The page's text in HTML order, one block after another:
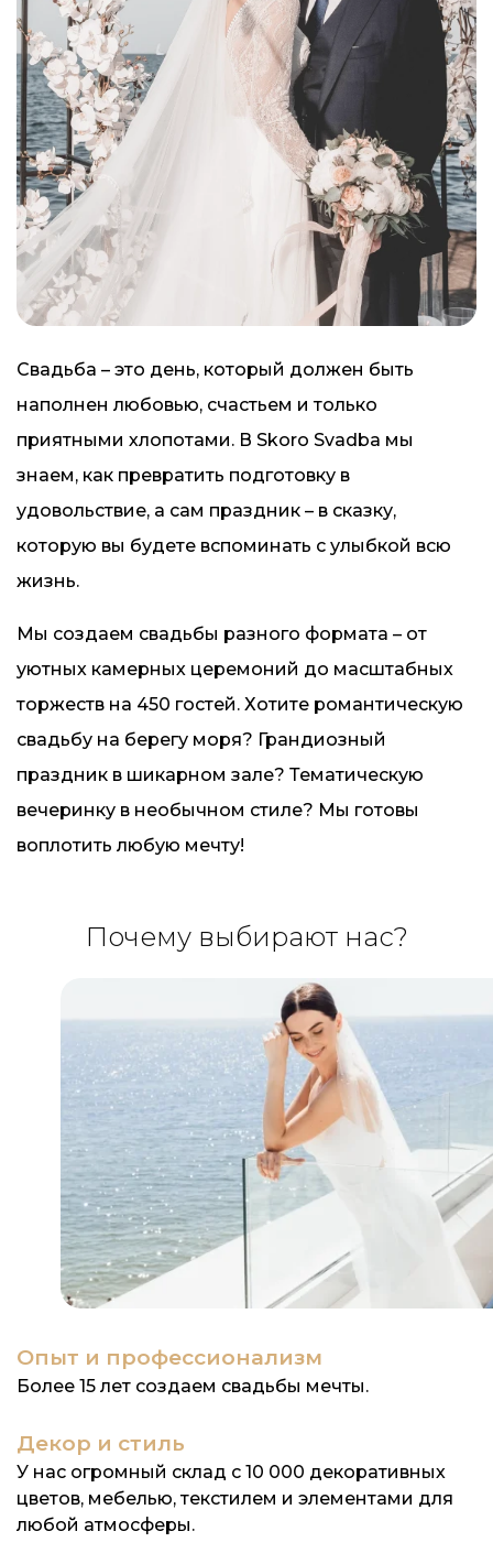
Свадьба – это день, который должен быть
наполнен любовью, счастьем и только
приятными хлопотами. В Skoro Svadba мы
знаем, как превратить подготовку в
удовольствие, а сам праздник – в сказку,
которую вы будете вспоминать с улыбкой всю
жизнь.
Мы создаем свадьбы разного формата – от
уютных камерных церемоний до масштабных
торжеств на 450 гостей. Хотите романтическую
свадьбу на берегу моря? Грандиозный
праздник в шикарном зале? Тематическую
вечеринку в необычном стиле? Мы готовы
воплотить любую мечту!
Почему выбирают нас?
Опыт и профессионализм
Более 15 лет создаем свадьбы мечты.
Декор и стиль
У нас огромный склад с 10 000 декоративных
цветов, мебелью, текстилем и элементами для
любой атмосферы.